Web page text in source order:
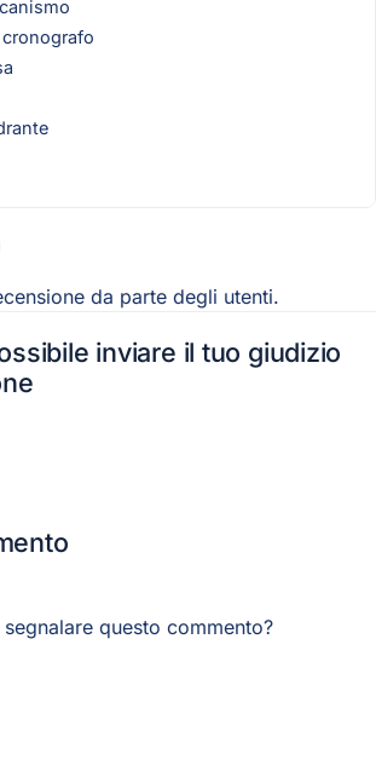
da parte degli utenti.
inviare il tuo giudizio
questo commento?